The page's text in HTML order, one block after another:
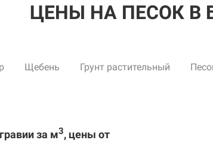
ЦЕНЫ НА ПЕСОК В
Щебень Грунт растительный
за м3, цены от